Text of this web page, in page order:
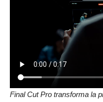
Final Cut Pro transforma la